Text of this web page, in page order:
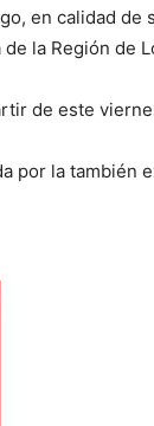
en calidad de
la Región de
de este
por la también